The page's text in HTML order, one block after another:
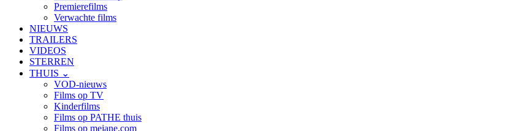
Premierefilms
Verwachte films
NIEUWS
TRAILERS
VIDEOS
STERREN
THUIS ⌄
VOD-nieuws
Films op TV
Kinderfilms
Films op PATHE thuis
Films op mejane.com